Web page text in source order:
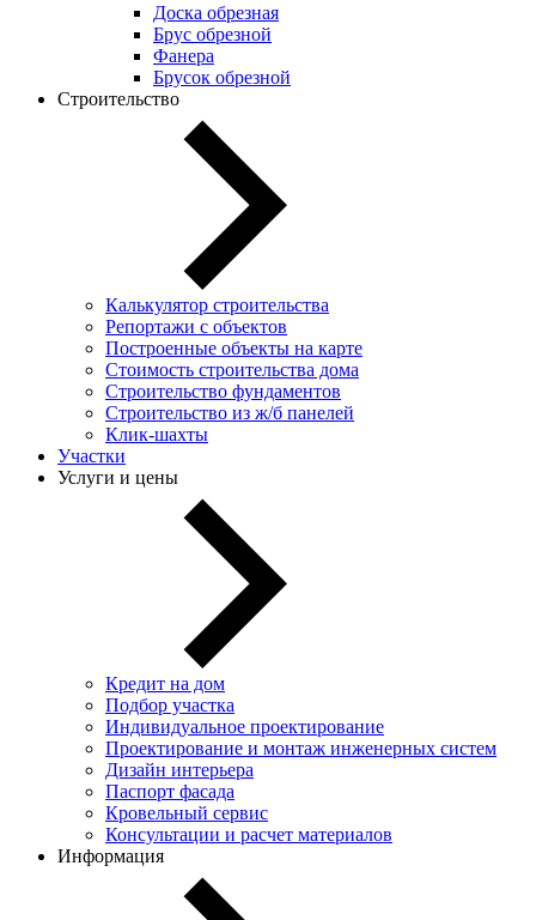
Доска обрезная
Брус обрезной
Фанера
Брусок обрезной
Строительство
Калькулятор строительства
Репортажи с объектов
Построенные объекты на карте
Стоимость строительства дома
Строительство фундаментов
Строительство из ж/б панелей
Клик-шахты
Участки
Услуги и цены
Кредит на дом
Подбор участка
Индивидуальное проектирование
Проектирование и монтаж инженерных систем
Дизайн интерьера
Паспорт фасада
Кровельный сервис
Консультации и расчет материалов
Информация